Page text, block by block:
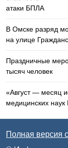
В Омске разряд
на улице
Праздничные
тысяч человек
«Август — месяц
медицинских
Полная версия